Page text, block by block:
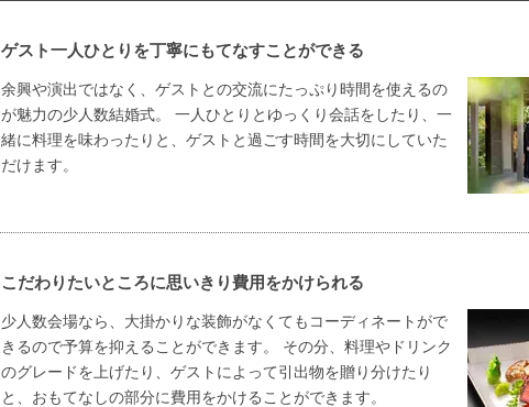
ゲスト一人ひとりを丁寧にもてなすことができる
余興や演出ではなく、ゲストとの交流にたっぷり時間を使えるの
が魅力の少人数結婚式。 一人ひとりとゆっくり会話をしたり、一
緒に料理を味わったりと、ゲストと過ごす時間を大切にしていた
だけます。
こだわりたいところに思いきり費用をかけられる
少人数会場なら、大掛かりな装飾がなくてもコーディネートがで
きるので予算を抑えることができます。 その分、料理やドリンク
のグレードを上げたり、ゲストによって引出物を贈り分けたり
と、おもてなしの部分に費用をかけることができます。